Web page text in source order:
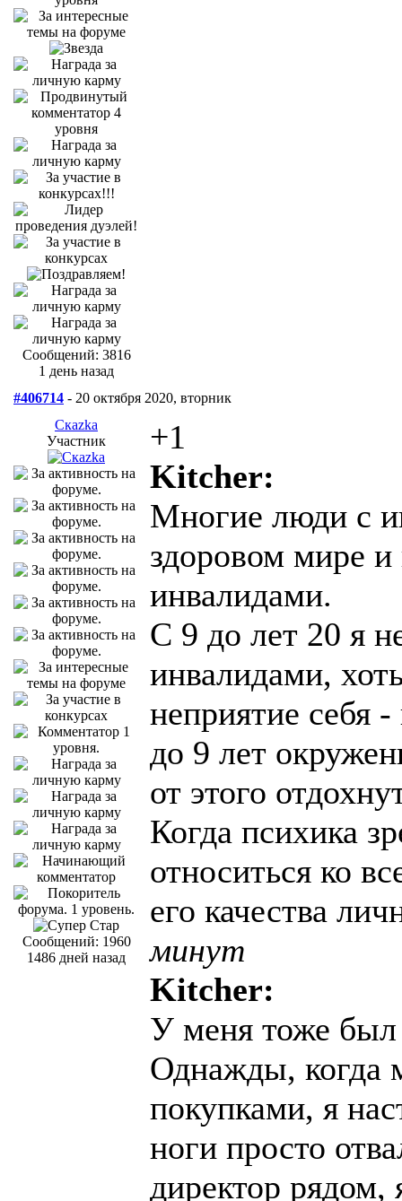
Сообщений: 3816
1 день назад
#406714 - 20 октября 2020, вторник
Скаzka
Участник
Сообщений: 1960
1486 дней назад
+1
Kitcher:
Многие люди с
здоровом мире
инвалидами.
С 9 до лет 20 я
инвалидами,
неприятие себя
до 9 лет
от этого
Когда психика
относиться ко
его качества
минут
Kitcher:
У меня тоже был
Однажды, когда
покупками, я
ноги просто
директор рядом,